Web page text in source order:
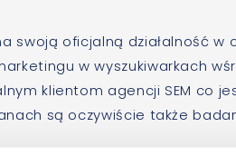
swoją oficjalną działalność
w wyszukiwarkach
klientom agencji SEM co
są oczywiście także